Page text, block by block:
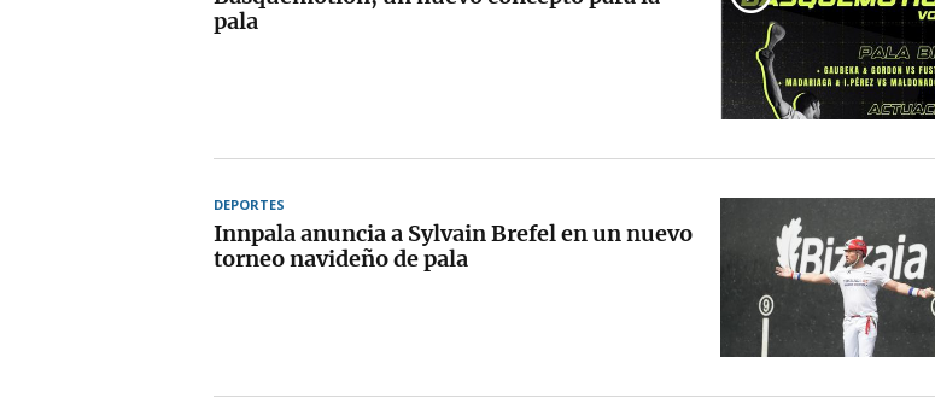
pala
DEPORTES
Innpala anuncia a Sylvain Brefel en un nuevo
torneo navideño de pala